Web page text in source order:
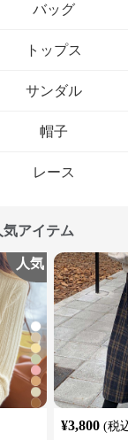
バッグ
トップス
サンダル
帽子
レース
アイテム
人気
¥3,800 (税